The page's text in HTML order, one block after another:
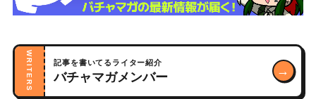
WRITERS 記事を書いてるライター紹介
バチャマガメンバー →